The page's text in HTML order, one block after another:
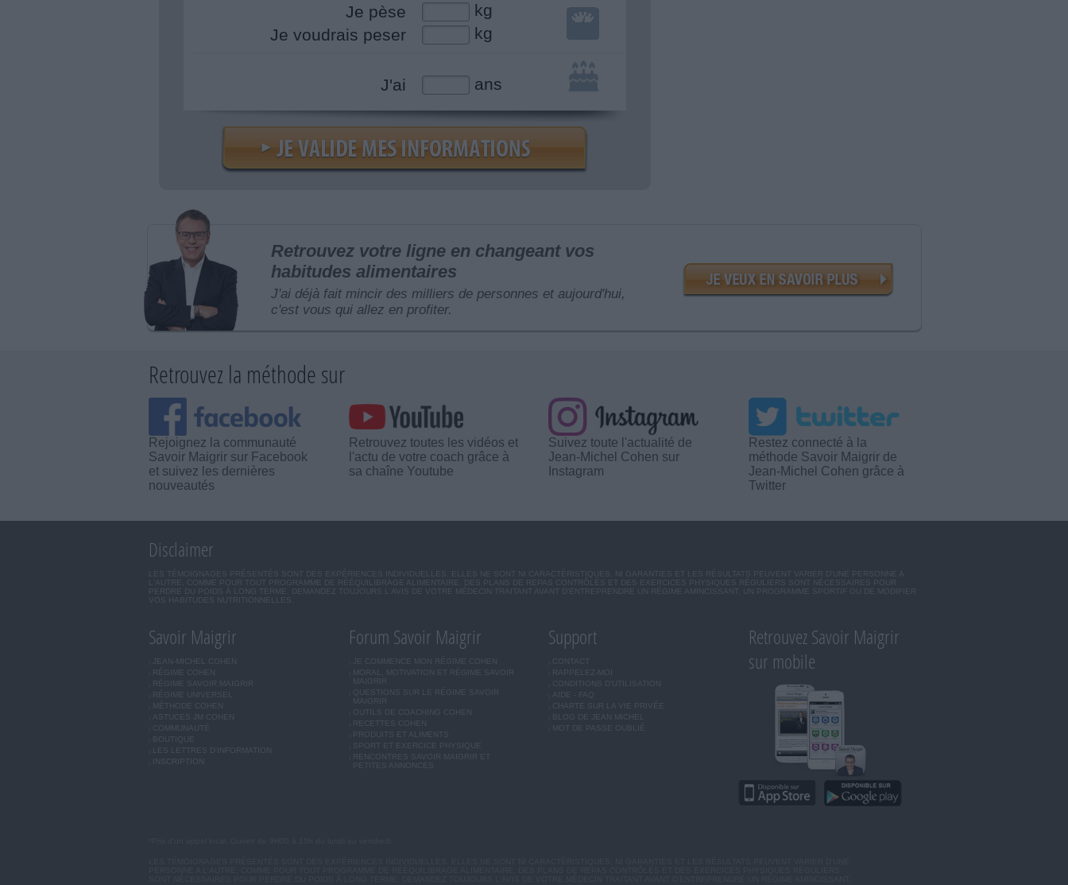
Je pèse
kg
Je voudrais peser
kg
J'ai ans
Retrouvez votre ligne en changeant vos
habitudes alimentaires
J'ai déjà fait mincir des milliers de personnes et aujourd'hui,
c'est vous qui allez en profiter.
Retrouvez la méthode sur
Rejoignez la communauté
Savoir Maigrir sur Facebook
et suivez les dernières
nouveautés
Retrouvez toutes les vidéos et
l'actu de votre coach grâce à
sa chaîne Youtube
Suivez toute l'actualité de
Jean-Michel Cohen sur
Instagram
Restez connecté à la
méthode Savoir Maigrir de
Jean-Michel Cohen grâce à
Twitter
Disclaimer
LES TÉMOIGNAGES PRÉSENTÉS SONT DES EXPÉRIENCES INDIVIDUELLES. ELLES NE SONT NI CARACTÉRISTIQUES, NI GARANTIES ET LES RÉSULTATS PEUVENT VARIER D'UNE PERSONNE A
L'AUTRE. COMME POUR TOUT PROGRAMME DE RÉÉQUILIBRAGE ALIMENTAIRE, DES PLANS DE REPAS CONTRÔLÉS ET DES EXERCICES PHYSIQUES RÉGULIERS SONT NÉCESSAIRES POUR
PERDRE DU POIDS À LONG TERME. DEMANDEZ TOUJOURS L'AVIS DE VOTRE MÉDECIN TRAITANT AVANT D'ENTREPRENDRE UN RÉGIME AMINCISSANT, UN PROGRAMME SPORTIF OU DE MODIFIER
VOS HABITUDES NUTRITIONNELLES.
Savoir Maigrir
JEAN-MICHEL COHEN
RÉGIME COHEN
RÉGIME SAVOIR MAIGRIR
RÉGIME UNIVERSEL
ASTUCES JM COHEN
COMMUNAUTÉ
LES LETTRES D'INFORMATION
INSCRIPTION
Forum Savoir Maigrir
JE COMMENCE MON RÉGIME COHEN
MORAL, MOTIVATION ET RÉGIME SAVOIR
MAIGRIR
QUESTIONS SUR LE RÉGIME SAVOIR
MAIGRIR
OUTILS DE COACHING COHEN
RECETTES COHEN
PRODUITS ET ALIMENTS
SPORT ET EXERCICE PHYSIQUE
RENCONTRES SAVOIR MAIGRIR ET
PETITES ANNONCES
Support
CONTACT
RAPPELEZ-MOI
CONDITIONS D'UTILISATION
AIDE - FAQ
CHARTE SUR LA VIE PRIVÉE
BLOG DE JEAN MICHEL
MOT DE PASSE OUBLIÉ
Retrouvez Savoir Maigrir
sur mobile